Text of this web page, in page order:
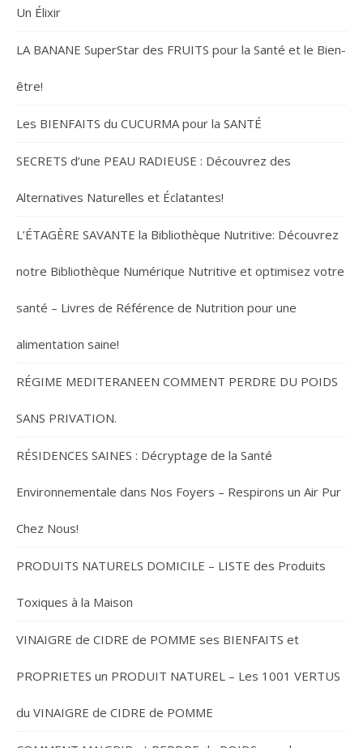
Un Élixir
LA BANANE SuperStar des FRUITS pour la Santé et le Bien-
être!
Les BIENFAITS du CUCURMA pour la SANTÉ
SECRETS d’une PEAU RADIEUSE : Découvrez des
Alternatives Naturelles et Éclatantes!
L’ÉTAGÈRE SAVANTE la Bibliothèque Nutritive: Découvrez
notre Bibliothèque Numérique Nutritive et optimisez votre
santé – Livres de Référence de Nutrition pour une
alimentation saine!
RÉGIME MEDITERANEEN COMMENT PERDRE DU POIDS
SANS PRIVATION.
RÉSIDENCES SAINES : Décryptage de la Santé
Environnementale dans Nos Foyers – Respirons un Air Pur
Chez Nous!
PRODUITS NATURELS DOMICILE – LISTE des Produits
Toxiques à la Maison
VINAIGRE de CIDRE de POMME ses BIENFAITS et
PROPRIETES un PRODUIT NATUREL – Les 1001 VERTUS
du VINAIGRE de CIDRE de POMME